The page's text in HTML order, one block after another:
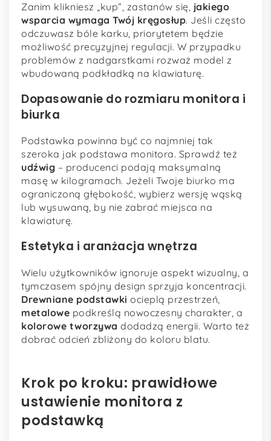
Zanim klikniesz „kup”, zastanów się, jakiego
wsparcia wymaga Twój kręgosłup. Jeśli często
odczuwasz bóle karku, priorytetem będzie
możliwość precyzyjnej regulacji. W przypadku
problemów z nadgarstkami rozważ model z
wbudowaną podkładką na klawiaturę.
Dopasowanie do rozmiaru monitora i
biurka
Podstawka powinna być co najmniej tak
szeroka jak podstawa monitora. Sprawdź też
udźwig – producenci podają maksymalną
masę w kilogramach. Jeżeli Twoje biurko ma
ograniczoną głębokość, wybierz wersję wąską
lub wysuwaną, by nie zabrać miejsca na
klawiaturę.
Estetyka i aranżacja wnętrza
Wielu użytkowników ignoruje aspekt wizualny, a
tymczasem spójny design sprzyja koncentracji.
Drewniane podstawki ocieplą przestrzeń,
metalowe podkreślą nowoczesny charakter, a
kolorowe tworzywa dodadzą energii. Warto też
dobrać odcień zbliżony do koloru blatu.
Krok po kroku: prawidłowe
ustawienie monitora z
podstawką